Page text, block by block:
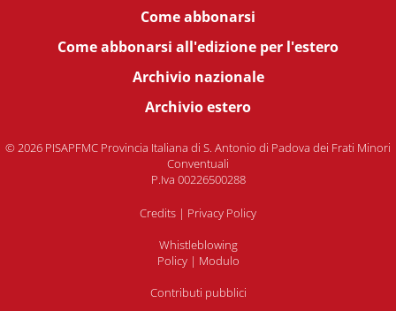
Come abbonarsi
Come abbonarsi all'edizione per l'estero
Archivio nazionale
Archivio estero
© 2026 PISAPFMC Provincia Italiana di S. Antonio di Padova dei Frati Minori
Conventuali
P.Iva 00226500288
Credits | Privacy Policy
Whistleblowing
Policy| Modulo
Contributi pubblici